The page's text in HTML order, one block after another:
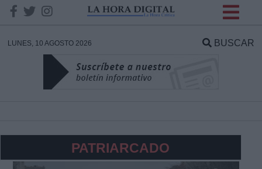
LUNES, 10 AGOSTO 2026 BUSCAR
PATRIARCADO
DATOS
Responsable:
Datos tratados: